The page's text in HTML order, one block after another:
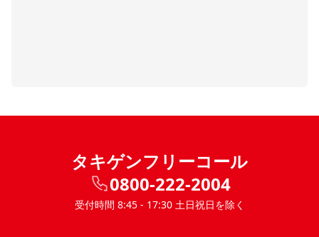
タキゲンフリーコール
0800-222-2004
受付時間 8:45 - 17:30 土日祝日を除く